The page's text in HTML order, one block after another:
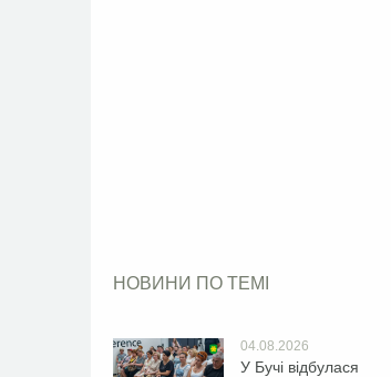
НОВИНИ ПО ТЕМІ
04.08.2026
У Бучі відбулася